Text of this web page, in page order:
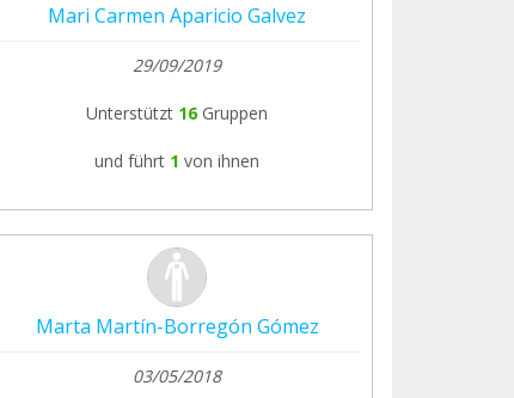
Mari Carmen Aparicio Galvez
29/09/2019
Unterstützt 16Gruppen
und führt 1 von ihnen
Marta Martín-Borregón Gómez
03/05/2018